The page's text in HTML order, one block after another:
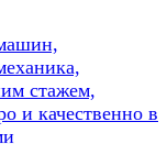
стажем,
и качественно в